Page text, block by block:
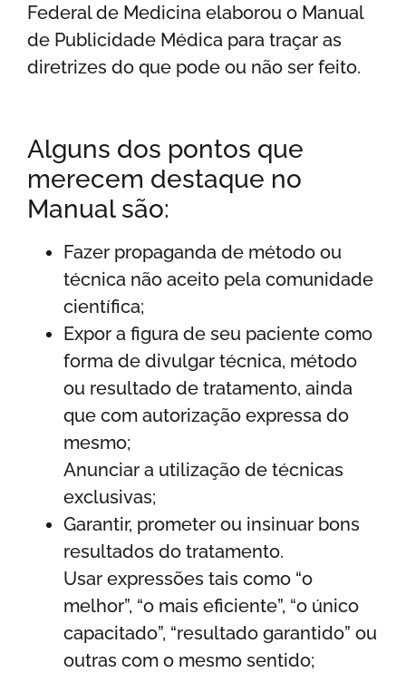
Federal de Medicina elaborou o Manual
de Publicidade Médica para traçar as
diretrizes do que pode ou não ser feito.
Alguns dos pontos que
merecem destaque no
Manual são:
Fazer propaganda de método ou
técnica não aceito pela comunidade
científica;
Expor a figura de seu paciente como
forma de divulgar técnica, método
ou resultado de tratamento, ainda
que com autorização expressa do
mesmo;
Anunciar a utilização de técnicas
exclusivas;
Garantir, prometer ou insinuar bons
resultados do tratamento.
Usar expressões tais como “o
melhor”, “o mais eficiente”, “o único
capacitado”, “resultado garantido” ou
outras com o mesmo sentido;